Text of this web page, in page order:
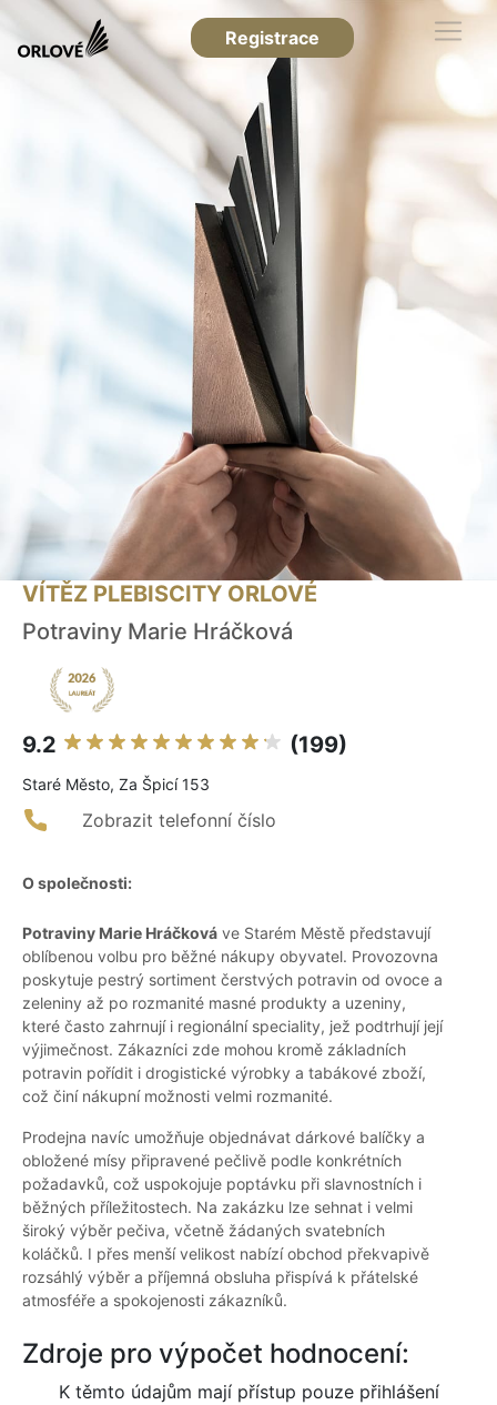
Registrace
VÍTĚZ PLEBISCITY ORLOVÉ
Potraviny Marie Hráčková
9.2 (199)
Staré Město, Za Špicí 153
Zobrazit telefonní číslo
O společnosti:
Potraviny Marie Hráčková ve Starém Městě představují
oblíbenou volbu pro běžné nákupy obyvatel. Provozovna
poskytuje pestrý sortiment čerstvých potravin od ovoce a
zeleniny až po rozmanité masné produkty a uzeniny,
které často zahrnují i regionální speciality, jež podtrhují její
výjimečnost. Zákazníci zde mohou kromě základních
potravin pořídit i drogistické výrobky a tabákové zboží,
což činí nákupní možnosti velmi rozmanité.
Prodejna navíc umožňuje objednávat dárkové balíčky a
obložené mísy připravené pečlivě podle konkrétních
požadavků, což uspokojuje poptávku při slavnostních i
běžných příležitostech. Na zakázku lze sehnat i velmi
široký výběr pečiva, včetně žádaných svatebních
koláčků. I přes menší velikost nabízí obchod překvapivě
rozsáhlý výběr a příjemná obsluha přispívá k přátelské
atmosféře a spokojenosti zákazníků.
Zdroje pro výpočet hodnocení:
K těmto údajům mají přístup pouze přihlášení